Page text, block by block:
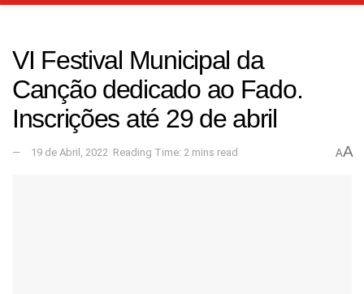
VI Festival Municipal da
Canção dedicado ao Fado.
Inscrições até 29 de abril
19 de Abril, 2022 Reading Time: 2 mins read AA